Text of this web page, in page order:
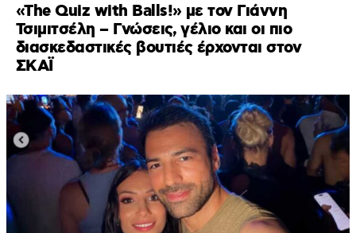
«The Quiz with Balls!» με τον Γιάννη
Τσιμιτσέλη – Γνώσεις, γέλιο και οι πιο
διασκεδαστικές βουτιές έρχονται στον
ΣΚΑΪ